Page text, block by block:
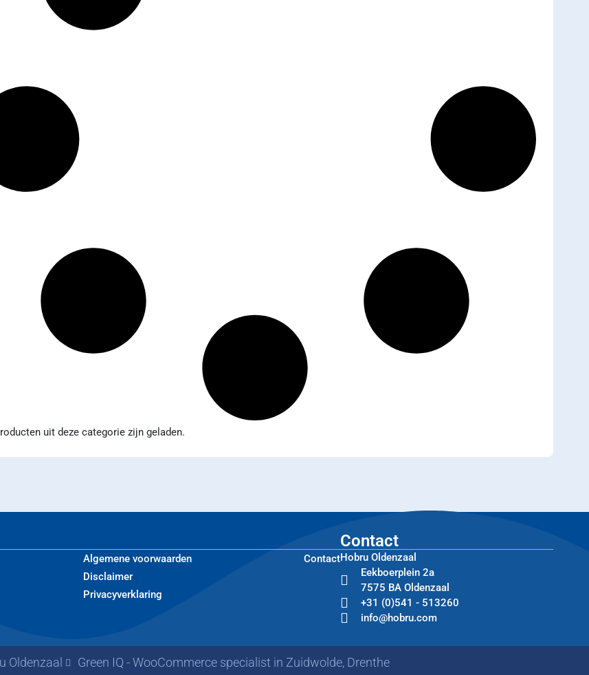
uit deze categorie zijn geladen.
Algemene voorwaarden
Disclaimer
Privacyverklaring
Contact
Contact
Hobru Oldenzaal
Eekboerplein 2a
7575 BA Oldenzaal
+31 (0)541 - 513260
info@hobru.com
Oldenzaal Green IQ - WooCommerce specialist in Zuidwolde, Drenthe